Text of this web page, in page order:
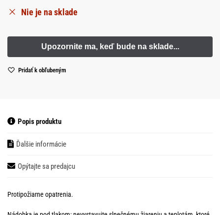
Nie je na sklade
Pridať k obľubeným
Popis produktu
Ďalšie informácie
Opýtajte sa predajcu
Protipožiarne opatrenia.